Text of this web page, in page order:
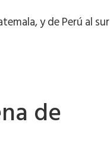
y de Perú al sur
de